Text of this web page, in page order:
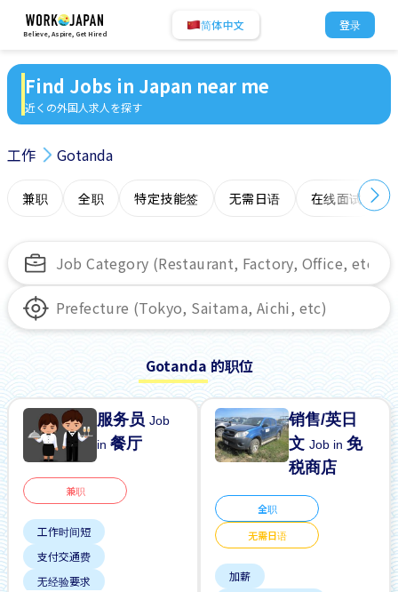
Believe, Aspire, Get Hired
简体中文 登录
Find Jobs in Japan near me
近くの外国人求人を探す
工作 Gotanda
兼职 全职 特定技能签 无需日语 在线面试
Gotanda 的职位
服务员Job
in餐厅
兼职
工作时间短
支付交通费
无经验要求
销售/英日
文Job in免
税商店
全职
无需日语
加薪